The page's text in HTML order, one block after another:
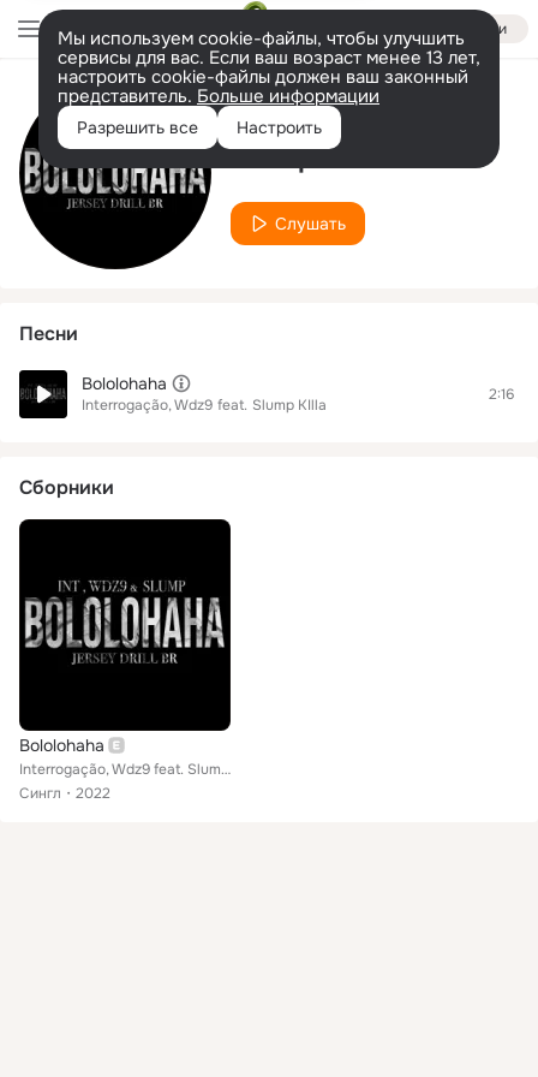
Войти
Мы используем cookie-файлы, чтобы улучшить
сервисы для вас. Если ваш возраст менее 13 лет,
настроить cookie-файлы должен ваш законный
представитель. Больше информации
Разрешить все Настроить
Исполнитель
Slump KIlla
Слушать
Песни
Bololohaha
Interrogação Wdz9 feat. Slump KIlla
2:16
Сборники
Bololohaha
Interrogação, Wdz9 feat. Slump KILLa
Сингл
2022